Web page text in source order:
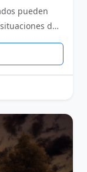
pueden
d…